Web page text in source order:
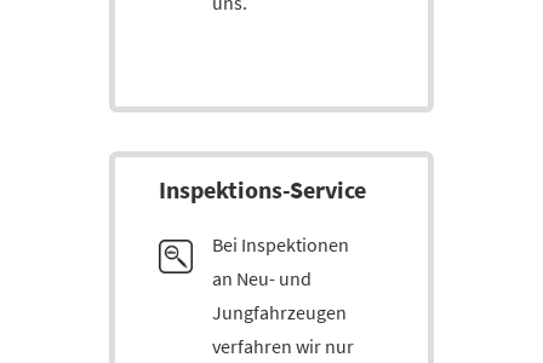
In­spek­tions-Service
Bei Inspektionen
an Neu- und
Jungfahrzeugen
verfahren wir nur